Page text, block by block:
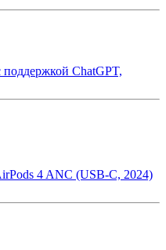
ChatGPT,
4 ANC (USB-C, 2024)